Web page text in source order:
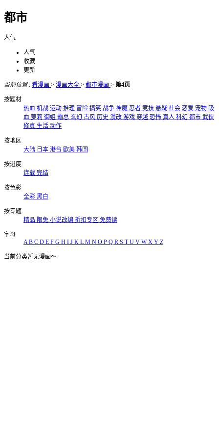
都市
人气
人气
收藏
更新
当前位置: 看漫画 > 漫画大全 > 都市漫画 > 第4页
按题材
热血 机战 运动 推理 冒险 搞笑 战争 神魔 忍者 竞技 悬疑 社会 恋爱 宠物 吸
血 萝莉 御姐 霸总 玄幻 古风 历史 漫改 游戏 穿越 恐怖 真人 科幻 都市 武侠
修真 生活 动作
按地区
大陆 日本 港台 欧美 韩国
按进度
连载 完结
按色彩
全彩 黑白
按专题
精品 限免 小说改编 折扣专区 免费读
字母
AB C D E F G H I J K L M N O P Q R S TU V WX Y Z
当前分类暂无漫画～